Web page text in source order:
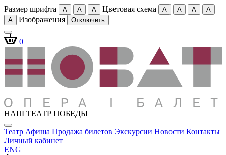
Размер шрифта A A A Цветовая схема A A A
A
A
Изображения Отключить
0
НАШ ТЕАТР ПОБЕДЫ
Театр Афиша Продажа билетов Экскурсии Новости Контакты
Личный кабинет
ENG